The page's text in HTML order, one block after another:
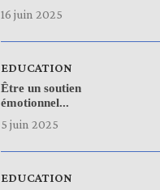
16 juin 2025
EDUCATION
Être un soutien
émotionnel...
5 juin 2025
EDUCATION